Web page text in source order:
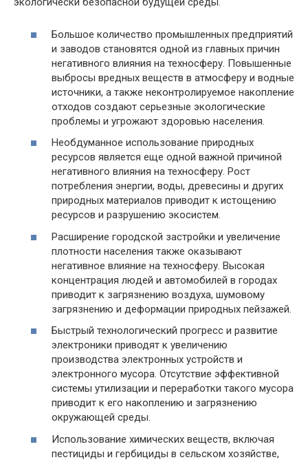
Большое количество промышленных предприятий
и заводов становятся одной из главных причин
негативного влияния на техносферу. Повышенные
выбросы вредных веществ в атмосферу и водные
источники, а также неконтролируемое накопление
отходов создают серьезные экологические
проблемы и угрожают здоровью населения.
Необдуманное использование природных
ресурсов является еще одной важной причиной
негативного влияния на техносферу. Рост
потребления энергии, воды, древесины и других
природных материалов приводит к истощению
ресурсов и разрушению экосистем.
Расширение городской застройки и увеличение
плотности населения также оказывают
негативное влияние на техносферу. Высокая
концентрация людей и автомобилей в городах
приводит к загрязнению воздуха, шумовому
загрязнению и деформации природных пейзажей.
Быстрый технологический прогресс и развитие
электроники приводят к увеличению
производства электронных устройств и
электронного мусора. Отсутствие эффективной
системы утилизации и переработки такого мусора
приводит к его накоплению и загрязнению
окружающей среды.
Использование химических веществ, включая
пестициды и гербициды в сельском хозяйстве,